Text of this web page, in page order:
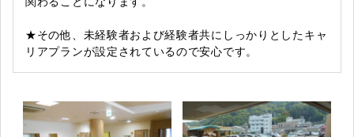
★その他、未経験者および経験者共にしっかりとしたキャ
リアプランが設定されているので安心です。